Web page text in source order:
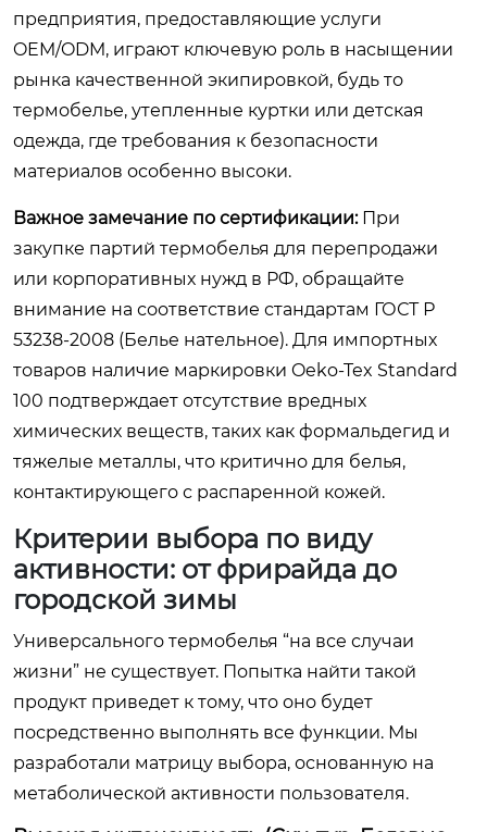
предприятия, предоставляющие услуги
OEM/ODM, играют ключевую роль в насыщении
рынка качественной экипировкой, будь то
термобелье, утепленные куртки или детская
одежда, где требования к безопасности
материалов особенно высоки.
Важное замечание по сертификации:При
закупке партий термобелья для перепродажи
или корпоративных нужд в РФ, обращайте
внимание на соответствие стандартам ГОСТ Р
53238-2008 (Белье нательное). Для импортных
товаров наличие маркировки Oeko-Tex Standard
100 подтверждает отсутствие вредных
химических веществ, таких как формальдегид и
тяжелые металлы, что критично для белья,
контактирующего с распаренной кожей.
Критерии выбора по виду
активности: от фрирайда до
городской зимы
Универсального термобелья “на все случаи
жизни” не существует. Попытка найти такой
продукт приведет к тому, что оно будет
посредственно выполнять все функции. Мы
разработали матрицу выбора, основанную на
метаболической активности пользователя.